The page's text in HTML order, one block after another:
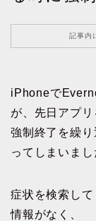
記事内
iPhoneで
が、先日アプ
強制終了を繰
ってしまいまし
症状を検索し
情報がなく、